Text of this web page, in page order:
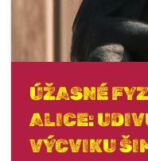
ÚŽASNÉ
ALICE:
VÝCVIKU